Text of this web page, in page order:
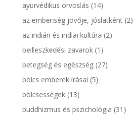
ayurvédikus orvoslás (14)
az emberiség jövője, jóslatként(2)
az indián és indiai kultúra (2)
beilleszkedési zavarok(1)
betegség és egészség(27)
bölcs emberek írásai (5)
bölcsességek(13)
buddhizmus és pszichológia (31)